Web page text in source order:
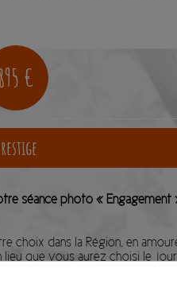
€
séance photo « Engagement
choix dans la Région, en
que vous aurez choisi le